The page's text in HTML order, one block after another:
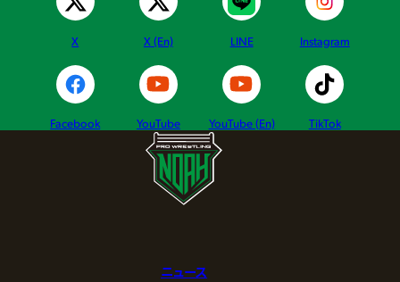
X X (En) LINE Instagram
Facebook YouTube YouTube (En) TikTok
ニュース